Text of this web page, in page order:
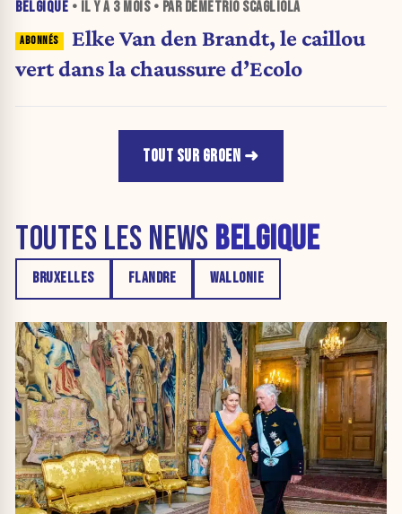
BELGIQUE • IL Y A 3 MOIS• PAR DEMETRIO SCAGLIOLA
Elke Van den Brandt, le caillou
vert dans la chaussure d’Ecolo
TOUT SUR GROEN
TOUTES LES NEWS BELGIQUE
BRUXELLES FLANDRE WALLONIE